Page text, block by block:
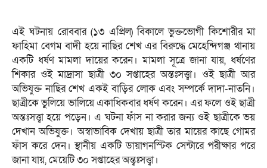
এই ঘটনায় রোববার (১৩ এপ্রিল) বিকালে ভুক্তভোগী কিশোরীর মা
ফাহিমা বেগম বাদী হয়ে নাছির শেখ এর বিরুদ্ধে মেহেন্দিগঞ্জ থানায়
একটি ধর্ষণ মামলা দায়ের করেন। মামলা সূত্রে জানা যায়, ধর্ষণের
শিকার ওই মাদ্রাসা ছাত্রী ৩০ সপ্তাহের অন্তঃসত্ত্বা। ওই ছাত্রী আর
অভিযুক্ত নাছির শেখ একই বাড়ির লোক এবং সম্পর্কে দাদা-নাতনি।
ছাত্রীকে ভুলিয়ে ভালিয়ে একাধিকবার ধর্ষণ করেন। এর ফলে ওই ছাত্রী
অন্তঃসত্ত্বা হয়ে পড়েন। এ ঘটনা ফাঁস না করার জন্য ওই ছাত্রীকে ভয়
দেখান অভিযুক্ত। অস্বাভাবিক দেখায় ছাত্রী তার মায়ের কাছে গোমর
ফাঁস করে দেন। স্থানীয় একটি ডায়াগনস্টিক সেন্টারে পরীক্ষার পরে
জানা যায়, মেয়েটি ৩০ সপ্তাহের অন্ত্বঃসত্ত্বা।